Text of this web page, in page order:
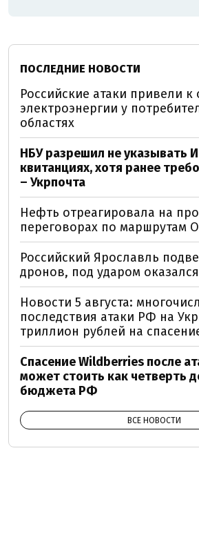
ПОСЛЕДНИЕ НОВОСТИ
Российские атаки привели
электроэнергии у
областях
НБУ разрешил не указывать
квитанциях, хотя ранее
– Укрпочта
Нефть отреагировала на
переговорах по маршрутам
Российский Ярославль
дронов, под ударом
Новости 5 августа:
последствия атаки РФ на
триллион рублей на
Спасение Wildberries после
может стоить как четверть
бюджета РФ
ВСЕ НОВОСТИ